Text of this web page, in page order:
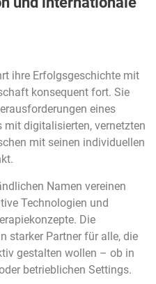
ihre Erfolgsgeschichte mit
konsequent fort. Sie
eines
mit digitalisierten, vernetzten
mit seinen individuellen
Namen vereinen
Technologien und
Die
starker Partner für alle, die
gestalten wollen – ob in
betrieblichen Settings.